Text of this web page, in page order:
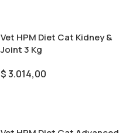
Vet HPM Diet Cat Kidney &
Joint 3 Kg
$3.014,00